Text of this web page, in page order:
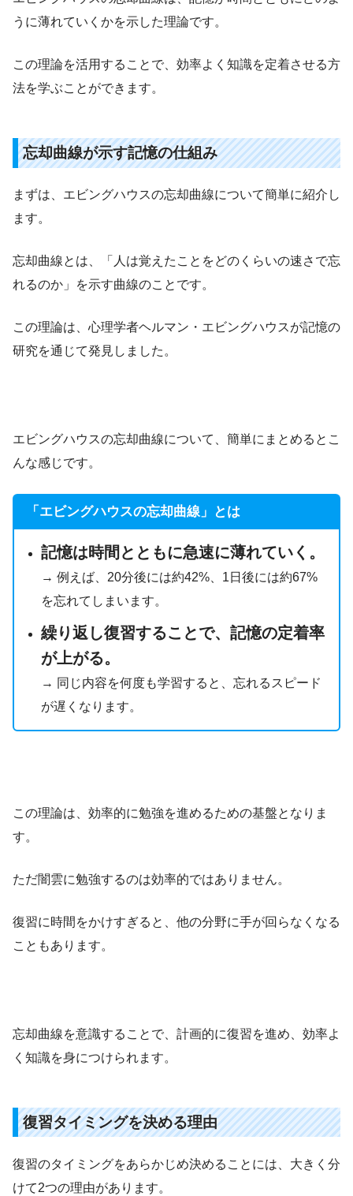
うに薄れていくかを示した理論です。
この理論を活用することで、効率よく知識を定着させる方
法を学ぶことができます。
忘却曲線が示す記憶の仕組み
まずは、エビングハウスの忘却曲線について簡単に紹介し
ます。
忘却曲線とは、「人は覚えたことをどのくらいの速さで忘
れるのか」を示す曲線のことです。
この理論は、心理学者ヘルマン・エビングハウスが記憶の
研究を通じて発見しました。
エビングハウスの忘却曲線について、簡単にまとめるとこ
んな感じです。
「エビングハウスの忘却曲線」とは
記憶は時間とともに急速に薄れていく。
→ 例えば、20分後には約42%、1日後には約67%
を忘れてしまいます。
繰り返し復習することで、記憶の定着率
が上がる。
→ 同じ内容を何度も学習すると、忘れるスピード
が遅くなります。
この理論は、効率的に勉強を進めるための基盤となりま
す。
ただ闇雲に勉強するのは効率的ではありません。
復習に時間をかけすぎると、他の分野に手が回らなくなる
こともあります。
忘却曲線を意識することで、計画的に復習を進め、効率よ
く知識を身につけられます。
復習タイミングを決める理由
復習のタイミングをあらかじめ決めることには、大きく分
けて2つの理由があります。